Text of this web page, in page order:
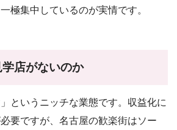
極集中しているのが実情です。
店がないのか
というニッチな業態です。収益化に
要ですが、名古屋の歓楽街はソー